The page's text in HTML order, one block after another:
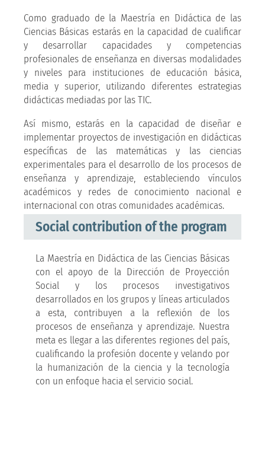
Como graduado de la Maestría en Didáctica de las
Ciencias Básicas estarás en la capacidad de cualificar
y desarrollar capacidades y competencias
profesionales de enseñanza en diversas modalidades
y niveles para instituciones de educación básica,
media y superior, utilizando diferentes estrategias
didácticas mediadas por las TIC.
Así mismo, estarás en la capacidad de diseñar e
implementar proyectos de investigación en didácticas
específicas de las matemáticas y las ciencias
experimentales para el desarrollo de los procesos de
enseñanza y aprendizaje, estableciendo vínculos
académicos y redes de conocimiento nacional e
internacional con otras comunidades académicas.
Social contribution of the program
La Maestría en Didáctica de las Ciencias Básicas
con el apoyo de la Dirección de Proyección
Social y los procesos investigativos
desarrollados en los grupos y líneas articulados
a esta, contribuyen a la reflexión de los
procesos de enseñanza y aprendizaje. Nuestra
meta es llegar a las diferentes regiones del país,
cualificando la profesión docente y velando por
la humanización de la ciencia y la tecnología
con un enfoque hacia el servicio social.